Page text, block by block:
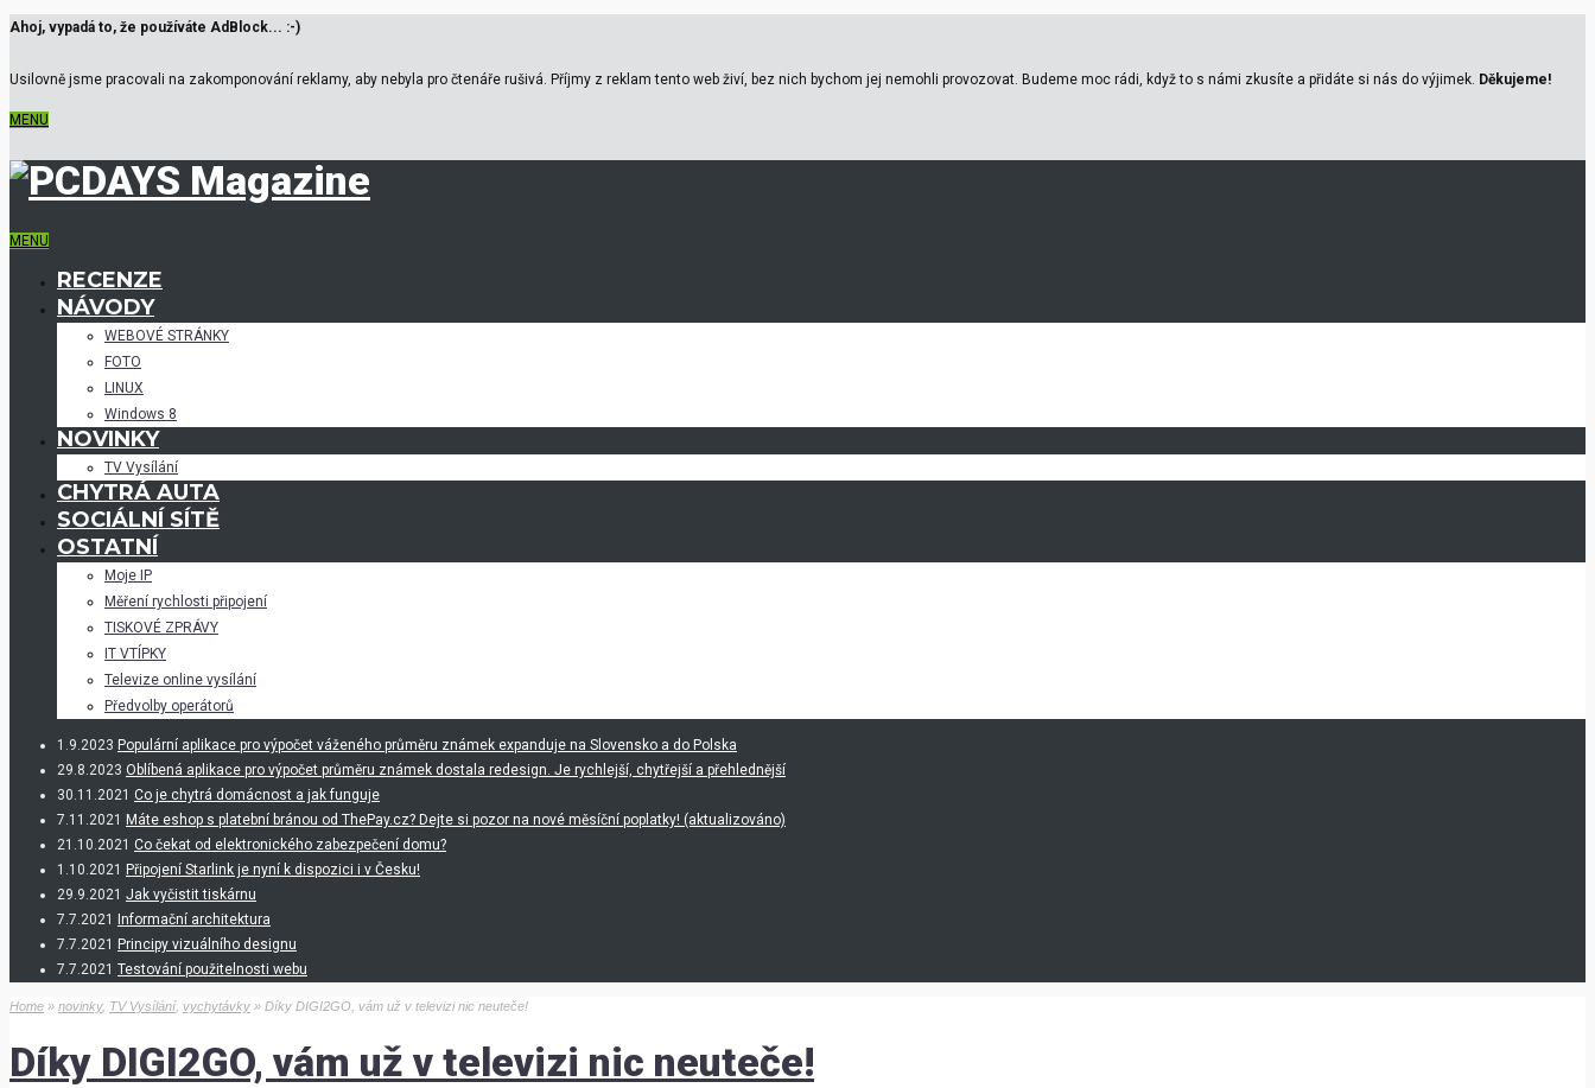
Ahoj, vypadá to, že používáte AdBlock... :-)
Usilovně jsme pracovali na zakomponování reklamy, aby nebyla pro čtenáře rušivá. Příjmy z reklam tento web živí, bez nich bychom jej nemohli provozovat. Budeme moc rádi, když to s námi zkusíte a přidáte si nás do výjimek. Děkujeme!
MENU
MENU
RECENZE
NÁVODY
WEBOVÉ STRÁNKY
FOTO
LINUX
Windows 8
NOVINKY
TV Vysílání
CHYTRÁ AUTA
SOCIÁLNÍ SÍTĚ
OSTATNÍ
Moje IP
Měření rychlosti připojení
TISKOVÉ ZPRÁVY
IT VTÍPKY
Televize online vysílání
Předvolby operátorů
1.9.2023 Populární aplikace pro výpočet váženého průměru známek expanduje na Slovensko a do Polska
29.8.2023 Oblíbená aplikace pro výpočet průměru známek dostala redesign. Je rychlejší, chytřejší a přehlednější
30.11.2021 Co je chytrá domácnost a jak funguje
7.11.2021 Máte eshop s platební bránou od ThePay.cz? Dejte si pozor na nové měsíční poplatky! (aktualizováno)
21.10.2021 Co čekat od elektronického zabezpečení domu?
1.10.2021 Připojení Starlink je nyní k dispozici i v Česku!
29.9.2021 Jak vyčistit tiskárnu
7.7.2021 Informační architektura
7.7.2021 Principy vizuálního designu
7.7.2021 Testování použitelnosti webu
Home » novinky, TV Vysílání, vychytávky » Díky DIGI2GO, vám už v televizi nic neuteče!
Díky DIGI2GO, vám už v televizi nic neuteče!